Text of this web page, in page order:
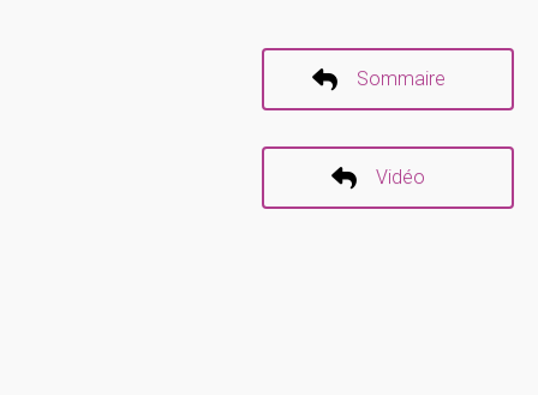
Sommaire
Vidéo